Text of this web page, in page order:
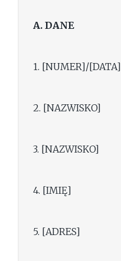
A. DANE
1. [NUMER]/[DATA]
2. [NAZWISKO]
3. [NAZWISKO]
4. [IMIĘ]
5. [ADRES]